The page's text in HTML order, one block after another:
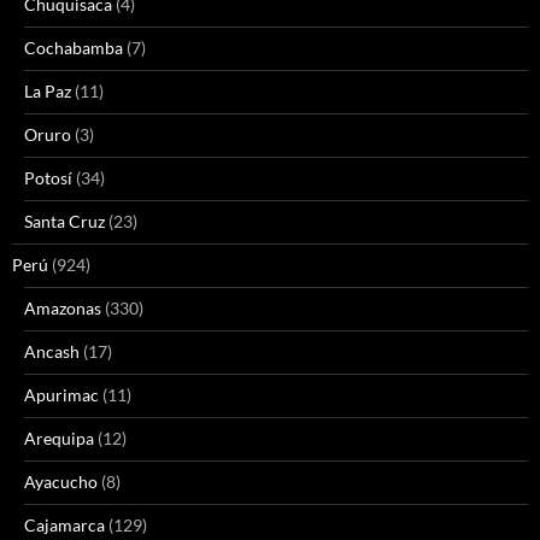
Chuquisaca (4)
Cochabamba (7)
La Paz (11)
Oruro (3)
Potosí (34)
Santa Cruz (23)
Perú (924)
Amazonas (330)
Ancash (17)
Apurimac (11)
Arequipa (12)
Ayacucho (8)
Cajamarca (129)